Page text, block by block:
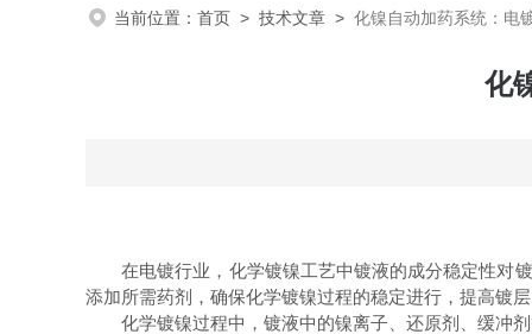
当前位置： 首页 > 技术文章 > 化镍自动加药系统：电
化
在电镀行业，化学镀镍工艺中镀液的成分稳定性对镀
添加所需药剂，确保化学镀镍过程的稳定进行，提高镀
化学镀镍过程中，镀液中的镍离子、还原剂、缓冲剂